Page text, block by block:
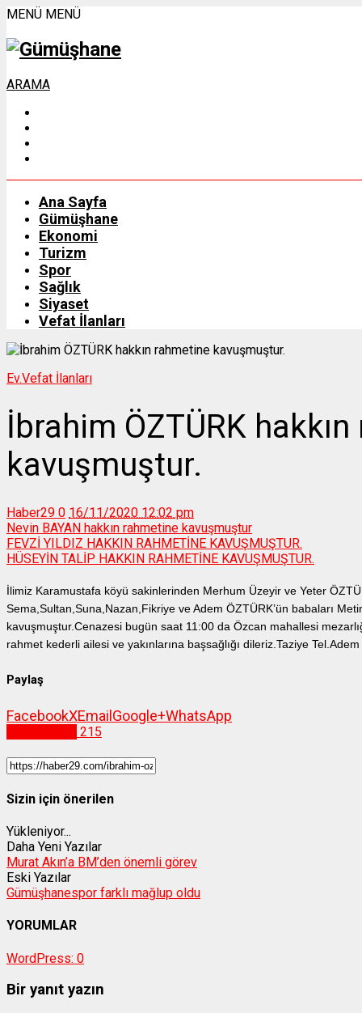
MENÜ MENÜ
ARAMA
Ana Sayfa
Gümüşhane
Ekonomi
Turizm
Spor
Sağlık
Siyaset
Vefat İlanları
Ev.Vefat İlanları
İbrahim ÖZTÜRK
kavuşmuştur.
Haber29 0 16/11/2020 12:02 pm
Nevin BAYAN hakkın rahmetine kavuşmuştur
FEVZİ YILDIZ HAKKIN RAHMETİNE KAVUŞMUŞTUR.
HÜSEYİN TALİP HAKKIN RAHMETİNE KAVUŞMUŞTUR.
İlimiz Karamustafa köyü sakinlerinden Merhum Üzeyir ve Yeter
Sema,Sultan,Suna,Nazan,Fikriye ve Adem ÖZTÜRK’ün babaları
kavuşmuştur.Cenazesi bugün saat 11:00 da Özcan mahallesi
rahmet kederli ailesi ve yakınlarına başsağlığı dileriz.Taziye
Paylaş
FacebookXEmail Google+WhatsApp
215
Sizin için önerilen
Yükleniyor...
Daha Yeni Yazılar
Murat Akın’a BM’den önemli görev
Eski Yazılar
Gümüşhanespor farklı mağlup oldu
YORUMLAR
WordPress: 0
Bir yanıt yazın